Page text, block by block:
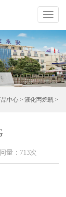
切
换
航
品中心 > 液化丙烷瓶 >
量： 713次